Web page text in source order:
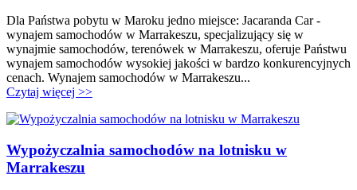
Dla Państwa pobytu w Maroku jedno miejsce: Jacaranda Car -
wynajem samochodów w Marrakeszu, specjalizujący się w
wynajmie samochodów, terenówek w Marrakeszu, oferuje Państwu
wynajem samochodów wysokiej jakości w bardzo konkurencyjnych
cenach. Wynajem samochodów w Marrakeszu...
Czytaj więcej >>
Wypożyczalnia samochodów na lotnisku w
Marrakeszu